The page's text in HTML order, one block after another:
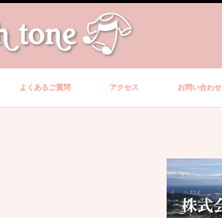
よくあるご質問 アクセス お問い合わせ